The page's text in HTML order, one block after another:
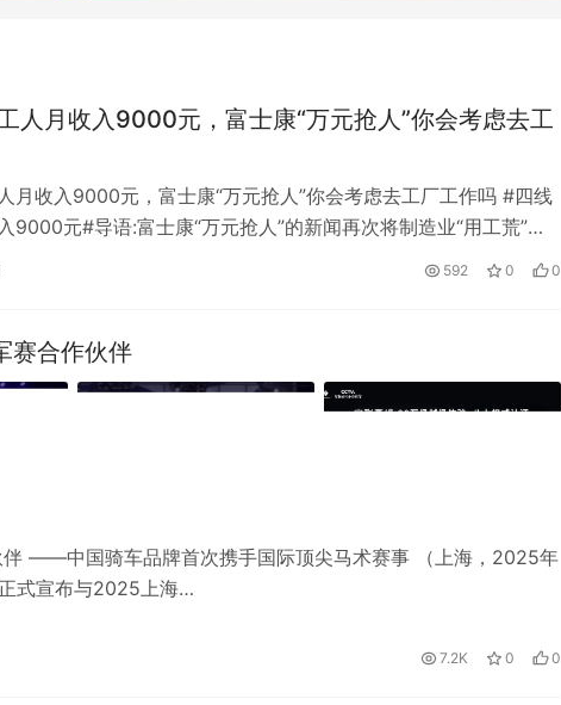
人月收入9000元，富士康“万元抢人”你会考虑去工
月收入9000元，富士康“万元抢人”你会考虑去工厂工作吗 #四线
9000元#导语:富士康“万元抢人”的新闻再次将制造业“用工荒”的
。采访中记者获…
592 0 0
赛合作伙伴
——中国骑车品牌首次携手国际顶尖马术赛事 （上海，2025年
式宣布与2025上海…
7.2K 0 0